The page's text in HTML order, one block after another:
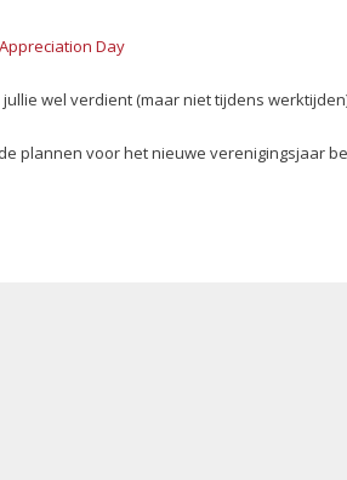
Day
wel verdient (maar niet tijdens
plannen voor het nieuwe verenigingsjaar